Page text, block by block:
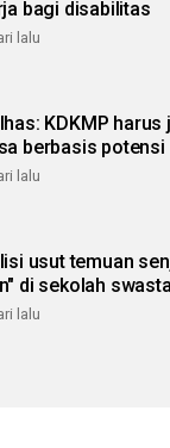
bagi disabilitas
lalu
KDKMP
berbasis potensi
lalu
usut temuan
di sekolah
lalu